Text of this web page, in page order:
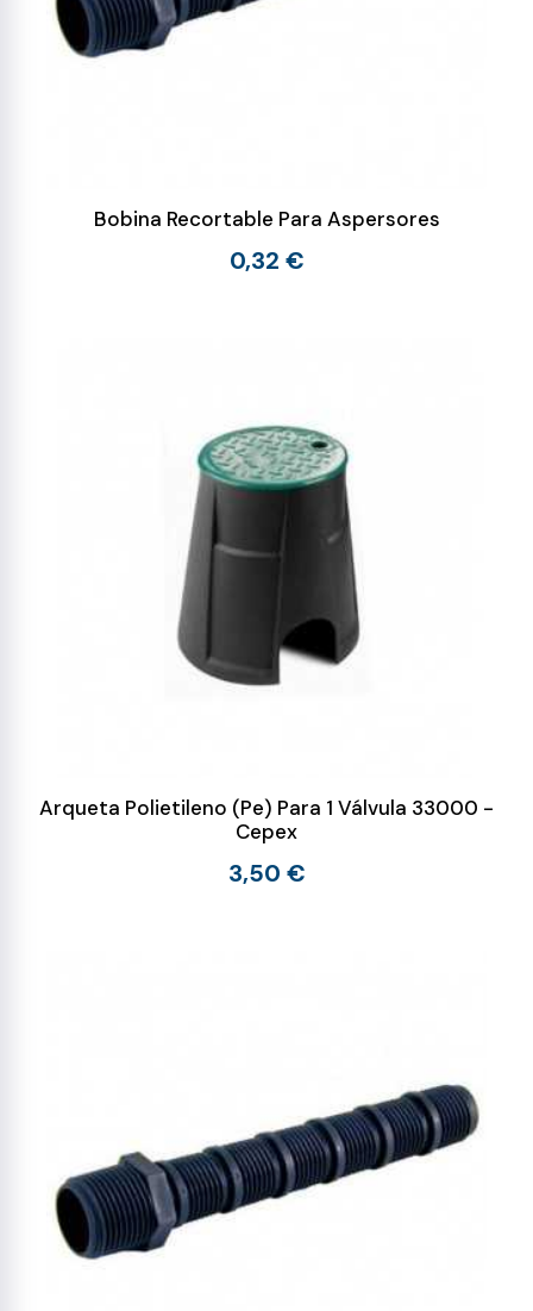
Bobina Recortable Para Aspersores
0,32 €
Arqueta Polietileno (Pe) Para 1 Válvula 33000 -
Cepex
3,50 €